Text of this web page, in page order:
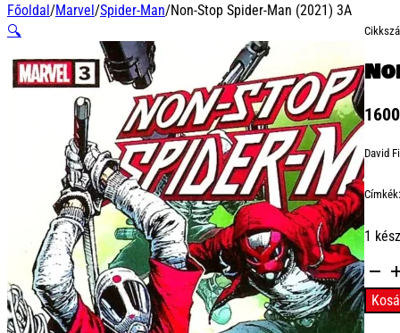
Főoldal/Marvel/Spider-Man/Non-Stop Spider-Man (2021) 3A
🔍
David
Címkék:
1
Non-
Stop